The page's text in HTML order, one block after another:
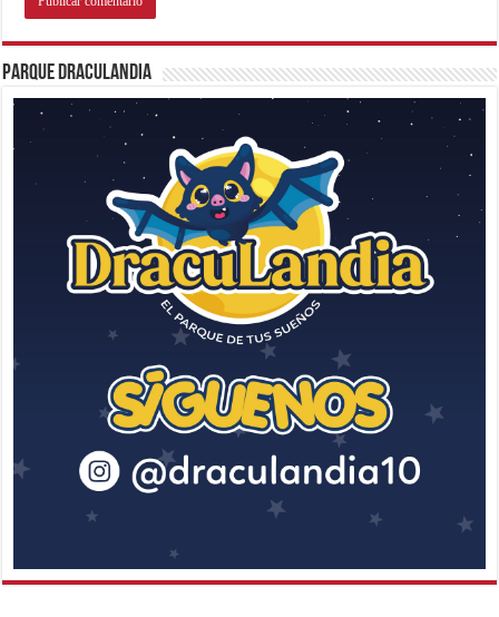
Parque Draculandia